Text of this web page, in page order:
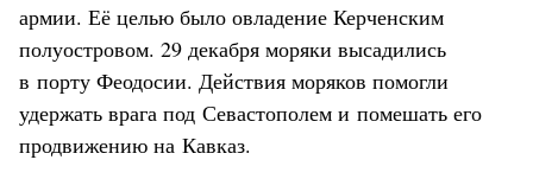
армии. Её целью было овладение Керченским
полуостровом. 29 декабря моряки высадились
в порту Феодосии. Действия моряков помогли
удержать врага под Севастополем и помешать его
продвижению на Кавказ.